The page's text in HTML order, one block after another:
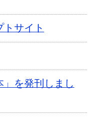
サイト
」を発刊しまし